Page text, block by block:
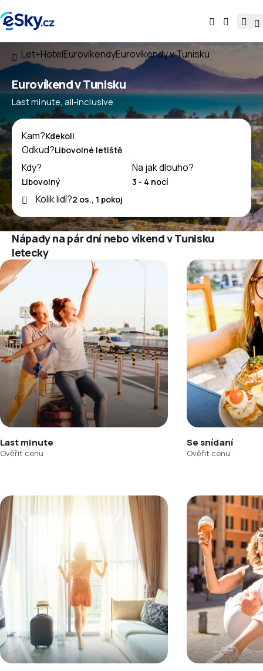
Let+HotelEurovíkendyEurovíkendy v Tunisku
Eurovíkend v Tunisku
Last minute, all-inclusive
Kam?
Odkud?
Kdy?
Na jak dlouho?
Kolik lidí?
Nápady na pár dní nebo víkend v Tunisku
letecky
Last minute
Ověřit cenu
Se snídaní
Ověřit cenu